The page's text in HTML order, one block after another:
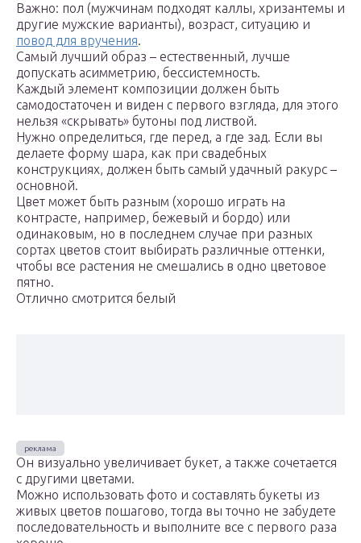
Важно: пол (мужчинам подходят каллы, хризантемы и
другие мужские варианты), возраст, ситуацию и
повод для вручения.
Самый лучший образ – естественный, лучше
допускать асимметрию, бессистемность.
Каждый элемент композиции должен быть
самодостаточен и виден с первого взгляда, для этого
нельзя «скрывать» бутоны под листвой.
Нужно определиться, где перед, а где зад. Если вы
делаете форму шара, как при свадебных
конструкциях, должен быть самый удачный ракурс –
основной.
Цвет может быть разным (хорошо играть на
контрасте, например, бежевый и бордо) или
одинаковым, но в последнем случае при разных
сортах цветов стоит выбирать различные оттенки,
чтобы все растения не смешались в одно цветовое
пятно.
Отлично смотрится белый
Он визуально увеличивает букет, а также сочетается
с другими цветами.
Можно использовать фото и составлять букеты из
живых цветов пошагово, тогда вы точно не забудете
последовательность и выполните все с первого раза